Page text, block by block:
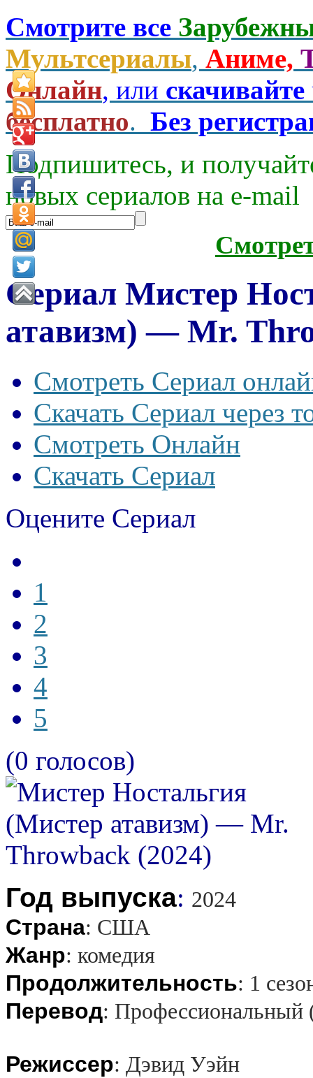
Смотрите все
Мультсериалы, Аниме,
Онлайн, или скачивайте
бесплатно. Без
Подпишитесь, и
новых сериалов на e-mаil
Сериал Мистер
атавизм) — Mr.
Смотреть Сериал
Скачать Сериал через
Смотреть Онлайн
Скачать Сериал
Оцените Сериал
1
2
3
4
5
(0 голосов)
Год выпуска: 2024
Страна: США
Жанр: комедия
Продолжительность: 1
Перевод: Профессиональный
Режиссер: Дэвид Уэйн